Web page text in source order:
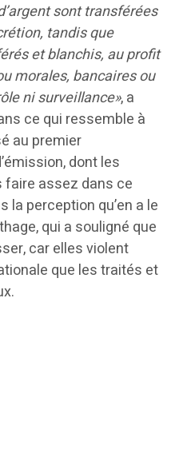
sont transférées
tandis que
et blanchis, au profit
morales, bancaires ou
ni surveillance», a
ce qui ressemble à
au premier
dont les
assez dans ce
la perception qu’en a le
qui a souligné que
car elles violent
que les traités et